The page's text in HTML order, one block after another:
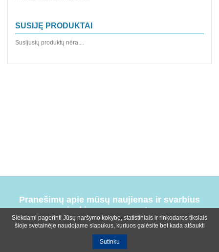
SUSIJĘ PRODUKTAI
Susijusių produktų nėra....
Pranešimų apie mūsų naujienas ir svarbius
įvykius prenumerata
Siekdami pagerinti Jūsų naršymo kokybę, statistiniais ir rinkodaros tikslais
šioje svetainėje naudojame slapukus, kuriuos galėsite bet kada atšaukti
Sutinku